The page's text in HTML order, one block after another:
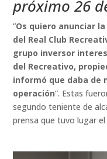
próximo 26
“Os quiero anunciar
del Real Club
grupo inversor
del Recreativo,
informó que daba de
operación”. Estas
segundo teniente de
prensa que tuvo lugar